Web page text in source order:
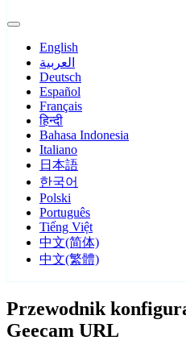
English
العربية
Deutsch
Español
Français
हिन्दी
Bahasa Indonesia
Italiano
日本語
한국어
Polski
Português
Tiếng Việt
中文(简体)
中文(繁體)
Przewodnik
Geecam URL